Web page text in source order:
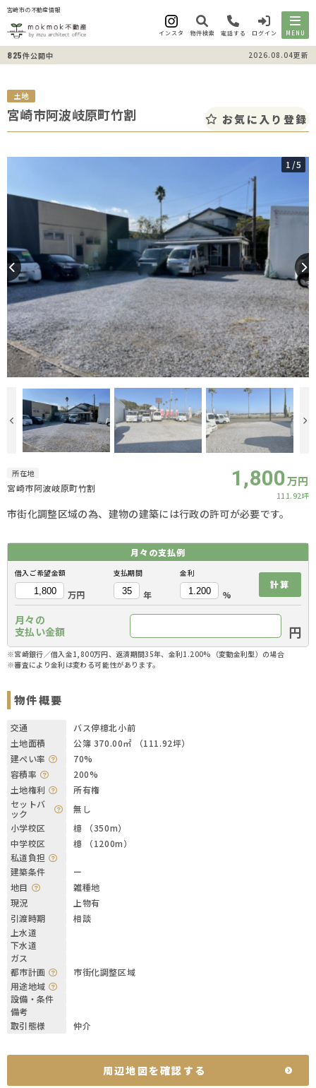
宮崎市の不動産情報
インスタ 物件検索 電話する ログイン MENU
825件公開中 2026.08.04更新
土地
宮崎市阿波岐原町竹割 お気に入り登録
1/5
所在地
宮崎市阿波岐原町竹割 1,800万円
111.92坪
市街化調整区域の為、建物の建築には行政の許可が必要です。
月々の支払例
借入ご希望金額
万円
支払期間
年
金利
%
計算
月々の
支払い金額
円
※宮崎銀行／借入金1,800万円、返済期間35年、金利1.200%（変動金利型）の場合
※審査により金利は変わる可能性があります。
物件概要
交通
バス停檍北小前
土地面積
公簿 370.00㎡ （111.92坪）
建ぺい率
70%
容積率
200%
土地権利
所有権
セットバ
ック
無し
小学校区
檍 （350m）
中学校区
檍 （1200m）
私道負担
建築条件
ー
地目
雑種地
現況
上物有
引渡時期
相談
上水道
下水道
ガス
都市計画
市街化調整区域
用途地域
設備・条件
備考
取引態様
仲介
周辺地図を確認する